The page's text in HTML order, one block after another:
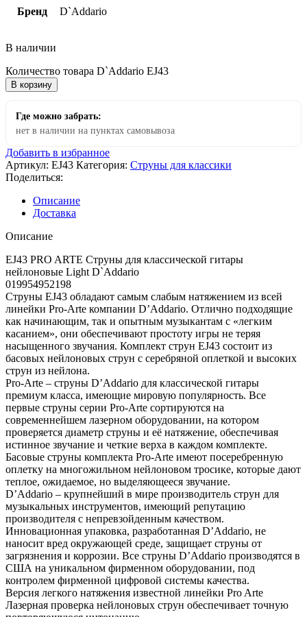
Бренд D`Addario
В наличии
Количество товара D`Addario EJ43
В корзину
Где можно забрать:
нет в наличии на пунктах самовывоза
Добавить в избранное
Артикул: EJ43 Категория: Струны для классики
Поделиться:
Описание
Доставка
Описание
EJ43 PRO ARTE Струны для классической гитары
нейлоновые Light D`Addario
019954952198
Струны EJ43 обладают самым слабым натяжением из всей
линейки Pro-Arte компании D’Addario. Отлично подходящие
как начинающим, так и опытным музыкантам с «легким
касанием», они обеспечивают простоту игры не теряя
насыщенного звучания. Комплект струн EJ43 состоит из
басовых нейлоновых струн с серебряной оплеткой и высоких
струн из нейлона.
Pro-Arte – струны D’Addario для классической гитары
премиум класса, имеющие мировую популярность. Все
первые струны серии Pro-Arte сортируются на
современнейшем лазерном оборудовании, на котором
проверяется диаметр струны и её натяжение, обеспечивая
истинное звучание и четкие верха в каждом комплекте.
Басовые струны комплекта Pro-Arte имеют посеребренную
оплетку на многожильном нейлоновом тросике, которые дают
теплое, ожидаемое, но выделяющееся звучание.
D’Addario – крупнейший в мире производитель струн для
музыкальных инструментов, имеющий репутацию
производителя с непревзойденным качеством.
Инновационная упаковка, разработанная D’Addario, не
наносит вред окружающей среде, защищает струны от
загрязнения и коррозии. Все струны D’Addario производятся в
США на уникальном фирменном оборудовании, под
контролем фирменной цифровой системы качества.
Версия легкого натяжения известной линейки Pro Arte
Лазерная проверка нейлоновых струн обеспечивает точную